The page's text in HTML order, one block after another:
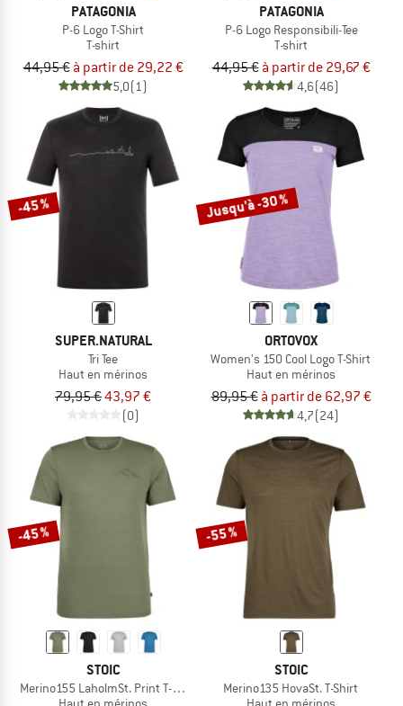
PATAGONIA
P-6 Logo T-Shirt
T-shirt
44,95 € à partir de 29,22 €
5,0(1)
PATAGONIA
P-6 Logo Responsibili-Tee
T-shirt
44,95 € à partir de 29,67 €
4,6(46)
-45 %
SUPER.NATURAL
Tri Tee
Haut en mérinos
79,95 €43,97 €
(0)
Jusqu'à -30 %
ORTOVOX
Women's 150 Cool Logo T-Shirt
Haut en mérinos
89,95 € à partir de 62,97 €
4,7(24)
-45 %
STOIC
Merino155 LaholmSt. Print T-Shirt Mountain II
-55 %
STOIC
Merino135 HovaSt. T-Shirt